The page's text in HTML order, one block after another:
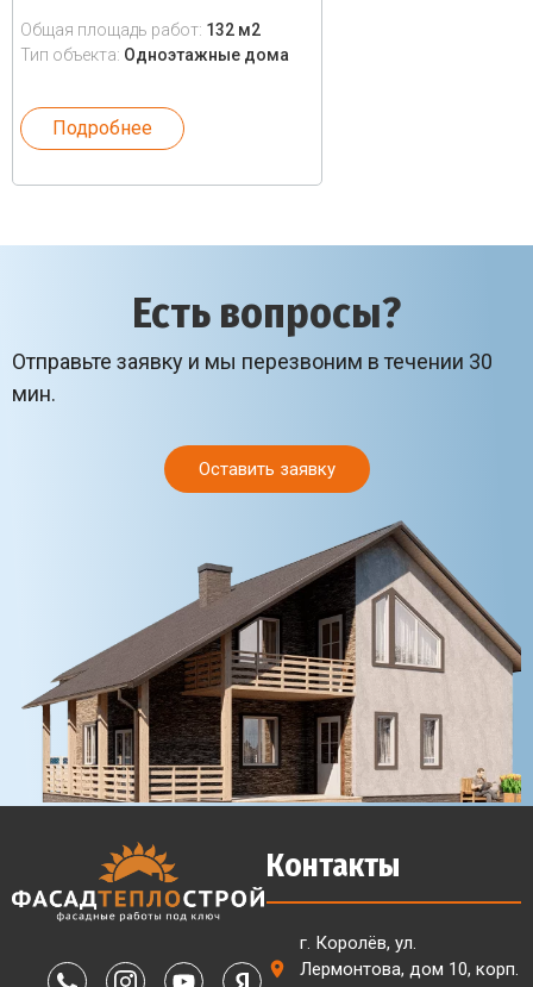
Общая площадь работ: 132 м2
Тип объекта: Одноэтажные дома
Подробнее
Есть вопросы?
Отправьте заявку и мы перезвоним в течении 30
мин.
Оставить заявку
Контакты
г. Королёв, ул.
Лермонтова, дом 10, корп.